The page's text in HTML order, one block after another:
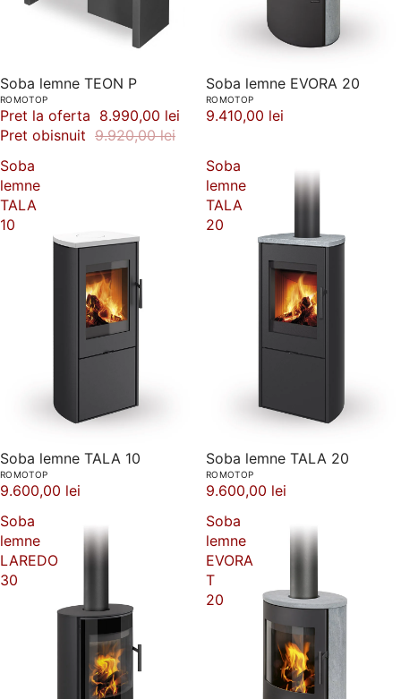
-9%
Soba lemne TEON P
ROMOTOP
Pret la oferta 8.990,00 lei
Pret obisnuit 9.920,00 lei
Soba lemne EVORA 20
ROMOTOP
9.410,00 lei
Soba
lemne
TALA
10
Soba lemne TALA 10
ROMOTOP
9.600,00 lei
Soba
lemne
TALA
20
Soba lemne TALA 20
ROMOTOP
9.600,00 lei
Soba
lemne
LAREDO
30
Soba
lemne
EVORA
T
20